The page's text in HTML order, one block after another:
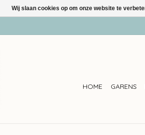
HOME GARENS
Wij slaan cookies op om onze website te